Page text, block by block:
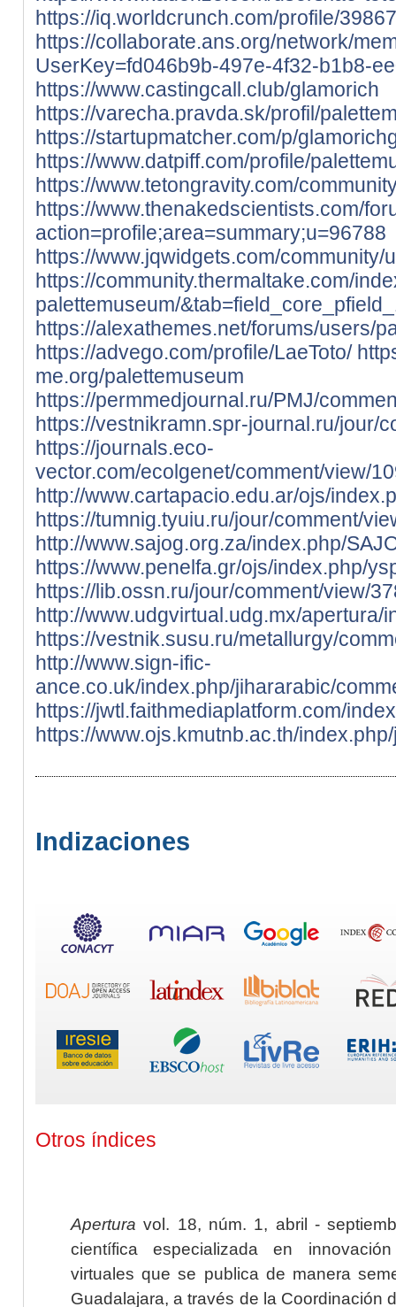
https://iq.worldcrunch.com/profile/39867
https://collaborate.ans.org/network/
UserKey=fd046b9b-497e-4f32-b1b8-
https://www.castingcall.club/glamorich
https://varecha.pravda.sk/profil/
https://startupmatcher.com/p/
https://www.datpiff.com/profile/
https://www.tetongravity.com/
https://www.thenakedscientists.com/
action=profile;area=summary;u=96788
https://www.jqwidgets.com/community/
https://community.thermaltake.com/
palettemuseum/
https://alexathemes.net/forums/users/
https://advego.com/profile/LaeToto/
me.org/palettemuseum
https://permmedjournal.ru/PMJ/
https://vestnikramn.spr-journal.ru/jour/
https://journals.eco-
vector.com/ecolgenet/comment/view/
http://www.cartapacio.edu.ar/ojs/
https://tumnig.tyuiu.ru/jour/comment/
http://www.sajog.org.za/index.php/
https://www.penelfa.gr/ojs/index.php/
https://lib.ossn.ru/jour/comment/view/
http://www.udgvirtual.udg.mx/
https://vestnik.susu.ru/metallurgy/
http://www.sign-ific-
ance.co.uk/index.php/jihararabic/
https://jwtl.faithmediaplatform.com/
https://www.ojs.kmutnb.ac.th/
Indizaciones
Otros índices
Apertura vol. 18, núm. 1, abril -
científica especializada en
virtuales que se publica de manera
Guadalajara, a través de la Coordinación